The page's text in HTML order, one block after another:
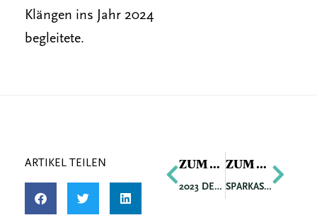
Klängen ins Jahr 2024
begleitete.
ARTIKEL TEILEN Zurück
ZUM VORIGEN ARTIKEL
2023 DEUTLICH MEHR PRIVATVERMIETER:INNEN IN SÜDTIROL
ZUM NÄCHSTEN ARTIKEL
SPARKASSE OÖ MODERNISIERT STAMMHAUS AN DER PROMENADE